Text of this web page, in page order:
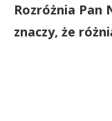
Rozróżnia Pan
znaczy, że